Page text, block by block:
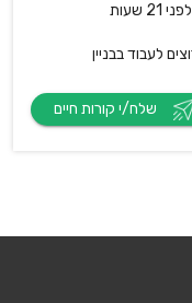
לפני 21 שעות
לעבוד בבניין